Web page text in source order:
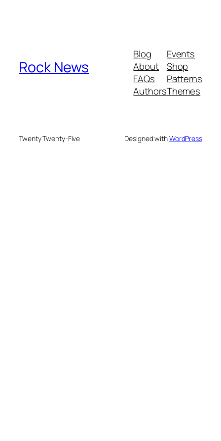
Rock News
Blog
About
FAQs
Authors
Events
Shop
Patterns
Themes
Twenty Twenty-Five Designed withWordPress